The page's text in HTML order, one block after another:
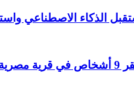
الذكاء الاصطناعي